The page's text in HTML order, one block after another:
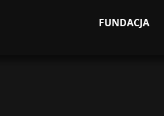
FUNDACJA